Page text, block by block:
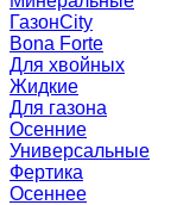
ГазонCity
Bona Forte
Для хвойных
Жидкие
Для газона
Осенние
Универсальные
Фертика
Осеннее